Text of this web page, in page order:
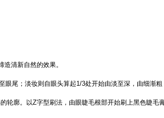
清新自然的效果。
尾；淡妆则自眼头算起1/3处开始由淡至深，由细渐粗
廓。以Z字型刷法，由眼睫毛根部开始刷上黑色睫毛